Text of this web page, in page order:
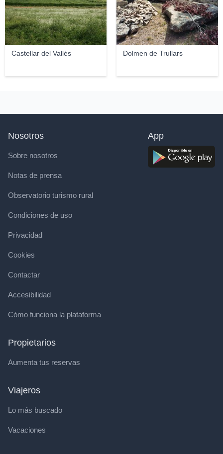
Castellar del Vallès Dolmen de Trullars
Nosotros
Sobre nosotros
Notas de prensa
Observatorio turismo rural
Condiciones de uso
Privacidad
Cookies
Contactar
Accesibilidad
Cómo funciona la plataforma
Propietarios
Aumenta tus reservas
Viajeros
Lo más buscado
Vacaciones
App